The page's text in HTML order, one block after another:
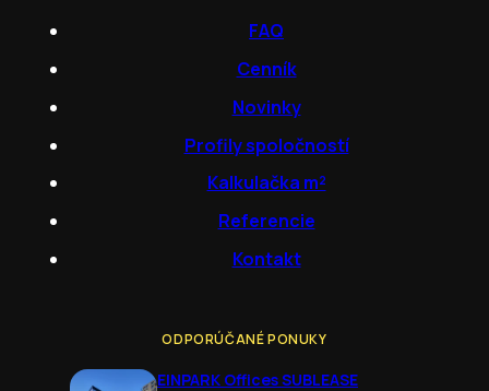
FAQ
Cenník
Novinky
Profily spoločností
Kalkulačka m²
Referencie
Kontakt
ODPORÚČANÉ PONUKY
EINPARK Offices SUBLEASE